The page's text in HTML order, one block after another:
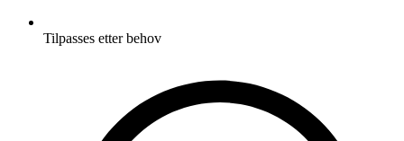
Tilpasses etter behov